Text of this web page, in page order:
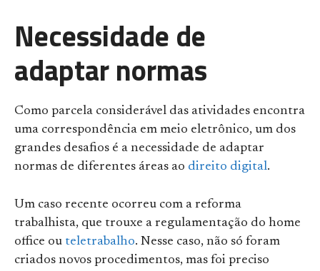
Necessidade de
adaptar normas
Como parcela considerável das atividades encontra
uma correspondência em meio eletrônico, um dos
grandes desafios é a necessidade de adaptar
normas de diferentes áreas ao direito digital.
Um caso recente ocorreu com a reforma
trabalhista, que trouxe a regulamentação do home
office ou teletrabalho. Nesse caso, não só foram
criados novos procedimentos, mas foi preciso